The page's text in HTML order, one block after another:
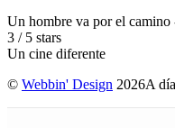
Un hombre va por el camino
3 / 5 stars
Un cine diferente
© Webbin' Design 2026A